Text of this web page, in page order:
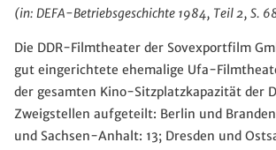
(in: DEFA-Betriebsgeschichte 1984, Teil 2, S.
Die DDR-Filmtheater der Sovexportfilm
gut eingerichtete ehemalige Ufa-
der gesamten Kino-Sitzplatzkapazität der
Zweigstellen aufgeteilt: Berlin und
und Sachsen-Anhalt: 13; Dresden und